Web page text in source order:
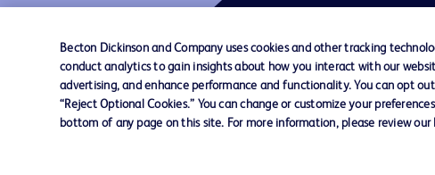
당사로 문의하기 쿠키 기본 설정 개인정보 이용
Becton Dickinson and Company uses cookies and other tracking
conduct analytics to gain insights about how you interact with our
advertising, and enhance performance and functionality. You can opt
“Reject Optional Cookies.” You can change or customize your
bottom of any page on this site. For more information, please review our